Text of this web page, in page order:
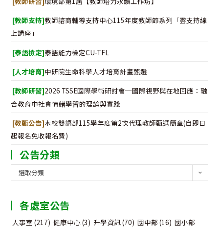
[教師支持]教師諮商輔導支持中心115年度教師節系列「雲支持線
上講座」
[泰語檢定]泰語能力檢定CU-TFL
[人才培育]中研院生命科學人才培育計畫甄選
[教師研習]2026 TSSE國際學術研討會─國際視野與在地回應：融
合教育中社會情緒學習的理論與實踐
[教甄公告]本校雙語部115學年度第2次代理教師甄選簡章(自即日
起報名免收報名費)
公告分類
告
類
選取分類
各處室公告
人事室 (217) 健康中心(3) 升學資訊(70) 國中部 (16) 國小部